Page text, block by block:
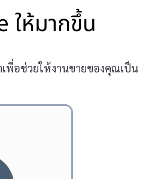
ให้มากขึ้น
พื่อช่วยให้งานขายของคุณเป็น